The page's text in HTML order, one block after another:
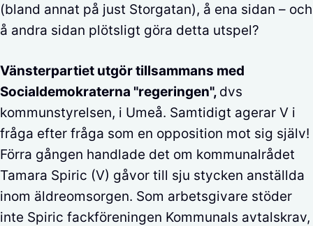
(bland annat på just Storgatan), å ena sidan – och
å andra sidan plötsligt göra detta utspel?
Vänsterpartiet utgör tillsammans med
Socialdemokraterna "regeringen", dvs
kommunstyrelsen, i Umeå. Samtidigt agerar V i
fråga efter fråga som en opposition mot sig själv!
Förra gången handlade det om kommunalrådet
Tamara Spiric (V) gåvor till sju stycken anställda
inom äldreomsorgen. Som arbetsgivare stöder
inte Spiric fackföreningen Kommunals avtalskrav,